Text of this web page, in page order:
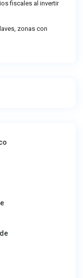
fiscales al invertir
zonas con